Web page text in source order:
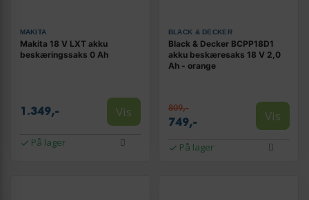
MAKITA
Makita 18 V LXT akku
beskæringssaks 0 Ah
1.349,- Vis
På lager
BLACK & DECKER
Black & Decker BCPP18D1
akku beskæresaks 18 V 2,0
Ah - orange
809,-
749,- Vis
På lager